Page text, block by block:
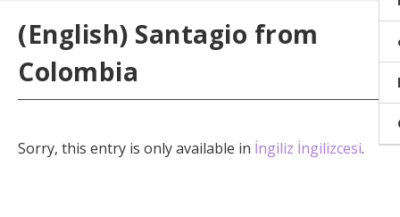
(English) Santagio from
Colombia
Sorry, this entry is only available in İngiliz İngilizcesi.